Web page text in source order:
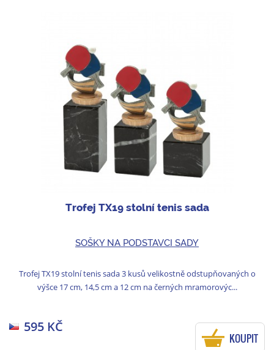
Trofej TX19 stolní tenis sada
SOŠKY NA PODSTAVCI SADY
Trofej TX19 stolní tenis sada 3 kusů velikostně odstupňovaných o
výšce 17 cm, 14,5 cm a 12 cm na černých mramorovýc...
595 KČ
KOUPIT